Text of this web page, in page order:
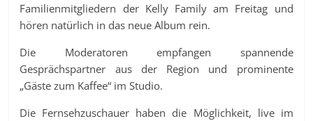
Familienmitgliedern der Kelly Family am Freitag und
hören natürlich in das neue Album rein.
Die Moderatoren empfangen spannende
Gesprächspartner aus der Region und prominente
„Gäste zum Kaffee“ im Studio.
Die Fernsehzuschauer haben die Möglichkeit, live im